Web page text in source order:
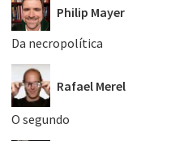
Philip Mayer
Da necropolítica
Rafael Merel
O segundo